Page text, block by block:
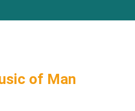
of Man